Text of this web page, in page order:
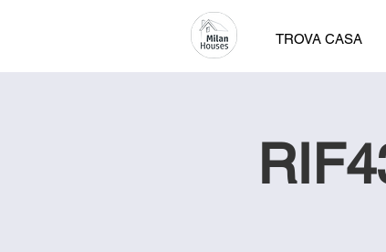
TROVA CASA